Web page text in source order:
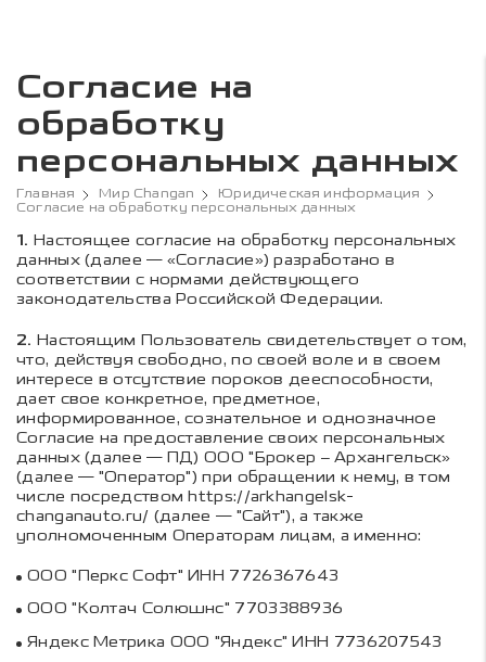
Согласие на
обработку
персональных данных
Главная Мир Changan
Юридическая информация
Согласие на обработку персональных данных
1. Настоящее согласие на обработку персональных
данных (далее — «Согласие») разработано в
соответствии с нормами действующего
законодательства Российской Федерации.
2. Настоящим Пользователь свидетельствует о том,
что, действуя свободно, по своей воле и в своем
интересе в отсутствие пороков дееспособности,
дает свое конкретное, предметное,
информированное, сознательное и однозначное
Согласие на предоставление своих персональных
данных (далее — ПД) ООО "Брокер – Архангельск»
(далее — "Оператор") при обращении к нему, в том
числе посредством https://arkhangelsk-
changanauto.ru/ (далее — "Сайт"), а также
уполномоченным Операторам лицам, а именно:
ООО "Перкс Софт" ИНН 7726367643
ООО "Колтач Солюшнс" 7703388936
Яндекс Метрика ООО "Яндекс" ИНН 7736207543